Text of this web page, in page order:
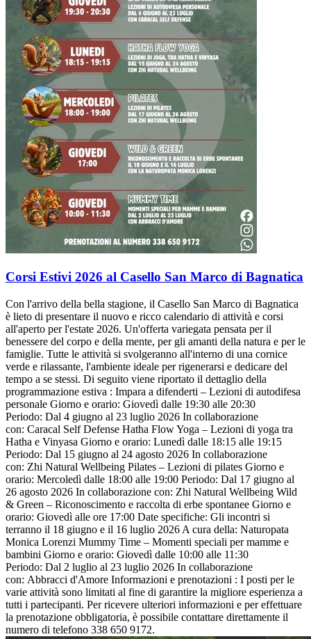
Corsi Estivi 2026 al Casello San Marco di Bagnatica
Con l'arrivo della bella stagione, il Casello San Marco di Bagnatica
è lieto di presentare il nuovo e ricco calendario di attività e corsi
all'aperto per l'estate 2026. Un'offerta variegata pensata per il
benessere del corpo e della mente, per gli amanti della natura e per le
famiglie. Tutte le attività si svolgeranno all'interno di una cornice
verde e rilassante, l'ambiente ideale per rigenerarsi e dedicare del
tempo a se stessi. Di seguito viene riportato il dettaglio della
programmazione estiva : Impara a difenderti – Lezioni di autodifesa
personale Giorno e orario: Giovedì dalle 19:30 alle 20:30
Periodo: Dal 4 giugno al 23 luglio 2026 In collaborazione
con: Caracal Self Defense Hatha Flow Yoga – Lezioni di yoga tra
Hatha e Vinyasa Giorno e orario: Lunedì dalle 18:15 alle 19:15
Periodo: Dal 15 giugno al 24 agosto 2026 In collaborazione
con: Zhi Natural Wellbeing Pilates – Lezioni di pilates Giorno e
orario: Mercoledì dalle 18:00 alle 19:00 Periodo: Dal 17 giugno al
26 agosto 2026 In collaborazione con: Zhi Natural Wellbeing Wild
& Green – Riconoscimento e raccolta di erbe spontanee Giorno e
orario: Giovedì alle ore 17:00 Date specifiche: Gli incontri si
terranno il 18 giugno e il 16 luglio 2026 A cura della: Naturopata
Monica Lorenzi Mummy Time – Momenti speciali per mamme e
bambini Giorno e orario: Giovedì dalle 10:00 alle 11:30
Periodo: Dal 2 luglio al 23 luglio 2026 In collaborazione
con: Abbracci d'Amore Informazioni e prenotazioni : I posti per le
varie attività sono limitati al fine di garantire la migliore esperienza a
tutti i partecipanti. Per ricevere ulteriori informazioni e per effettuare
la prenotazione obbligatoria, è possibile contattare direttamente il
numero di telefono 338 650 9172.